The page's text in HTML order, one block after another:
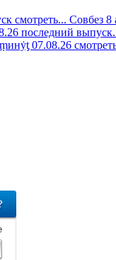
смотреть... Совбез 8
последний
07.08.26